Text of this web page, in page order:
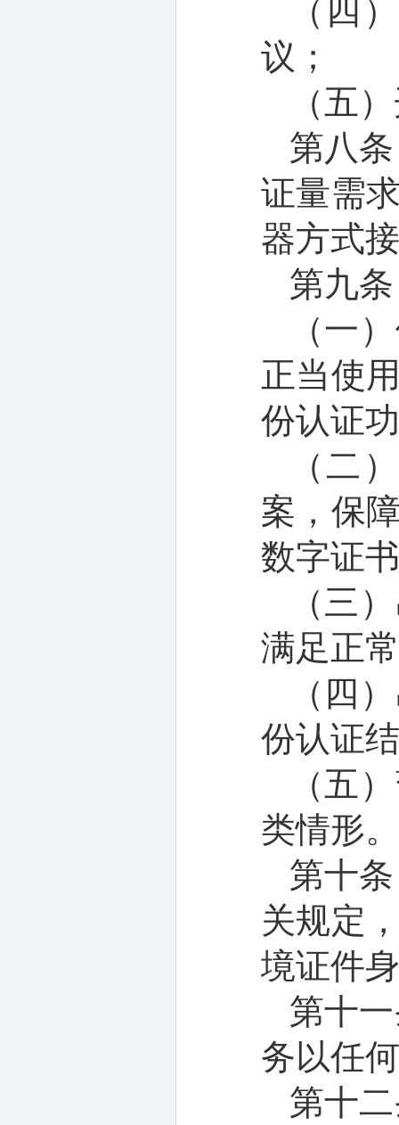
（四
议 ；
（五
第八条
证量需
器方式
第九条
（一
正当使
份认证
（二
案，保
数字证
（三
满足正常
（四）
份认证
（五
类情形。
第十条
关规定
境证件
第十一
务以任
第十二